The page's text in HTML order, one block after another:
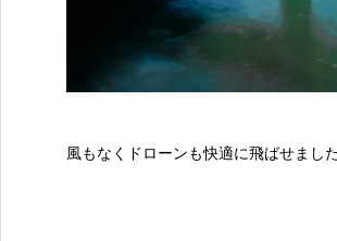
風もなくドローンも快適に飛ばせました